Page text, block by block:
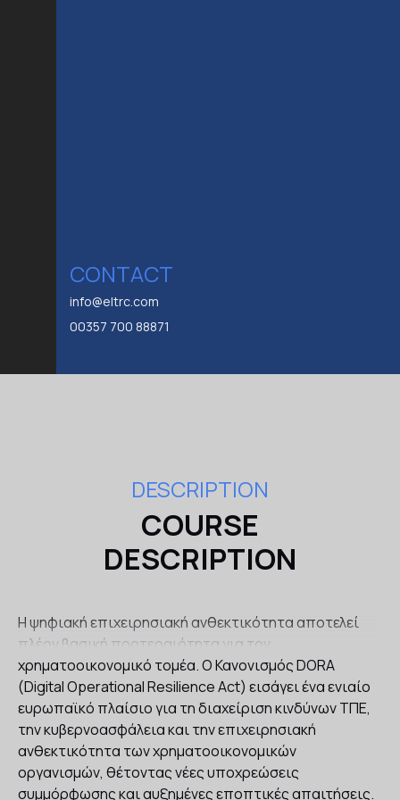
CONTACT
info@eltrc.com
00357 700 88871
DESCRIPTION
COURSE
DESCRIPTION
Η ψηφιακή επιχειρησιακή ανθεκτικότητα αποτελεί
πλέον βασική προτεραιότητα για τον
χρηματοοικονομικό τομέα. Ο Κανονισμός DORA
(Digital Operational Resilience Act) εισάγει ένα ενιαίο
ευρωπαϊκό πλαίσιο για τη διαχείριση κινδύνων ΤΠΕ,
την κυβερνοασφάλεια και την επιχειρησιακή
ανθεκτικότητα των χρηματοοικονομικών
οργανισμών, θέτοντας νέες υποχρεώσεις
συμμόρφωσης και αυξημένες εποπτικές απαιτήσεις.